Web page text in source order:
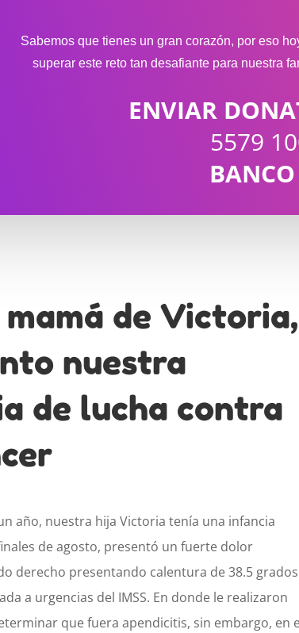
Sabemos que tienes un gran corazón, por eso
superar este reto tan desafiante para nuestra
ENVIAR
5579
mamá de Victoria,
nuestra
de lucha contra
año, nuestra hija Victoria tenía una infancia
de agosto, presentó un fuerte dolor
derecho presentando calentura de 38.5 grados
a urgencias del IMSS. En donde le realizaron
que fuera apendicitis, sin embargo, en